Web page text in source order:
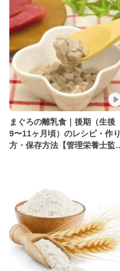
まぐろの離乳食｜後期（生後
9〜11ヶ月頃）のレシピ・作り
方・保存方法【管理栄養士監